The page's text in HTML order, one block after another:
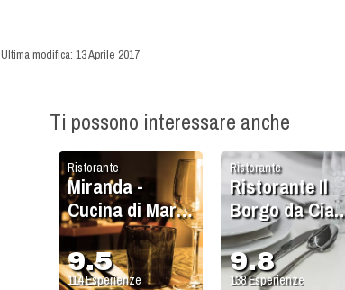
Ultima modifica: 13 Aprile 2017
Ti possono interessare anche
Ristorante
Ristorante Il
Borgo da Ciao
Belli
9.8
138Esperienze
Ristorante
Miranda -
Cucina di Mare
dal 1972
9.5
114Esperienze